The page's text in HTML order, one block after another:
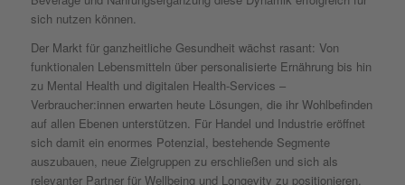
sich nutzen können.
Der Markt für ganzheitliche Gesundheit wächst rasant: Von
funktionalen Lebensmitteln über personalisierte Ernährung bis hin
zu Mental Health und digitalen Health-Services –
Verbraucher:innen erwarten heute Lösungen, die ihr Wohlbefinden
auf allen Ebenen unterstützen. Für Handel und Industrie eröffnet
sich damit ein enormes Potenzial, bestehende Segmente
auszubauen, neue Zielgruppen zu erschließen und sich als
relevanter Partner für Wellbeing und Longevity zu positionieren.